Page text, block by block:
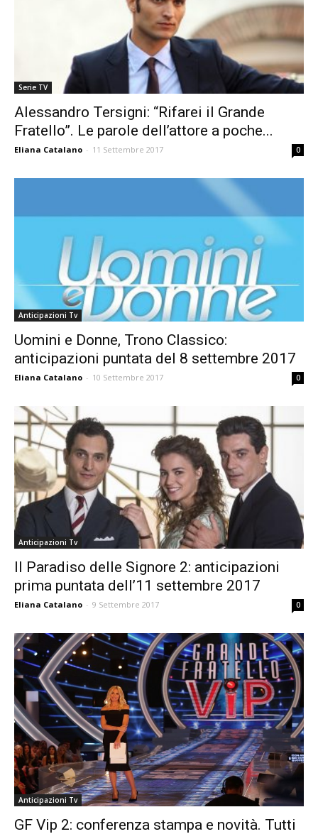
Serie TV
Alessandro Tersigni: “Rifarei il Grande
Fratello”. Le parole dell’attore a poche...
Eliana Catalano - 11 Settembre 2017 0
Anticipazioni Tv
Uomini e Donne, Trono Classico:
anticipazioni puntata del 8 settembre 2017
Eliana Catalano - 10 Settembre 2017 0
Anticipazioni Tv
Il Paradiso delle Signore 2: anticipazioni
prima puntata dell’11 settembre 2017
Eliana Catalano - 9 Settembre 2017 0
Anticipazioni Tv
GF Vip 2: conferenza stampa e novità. Tutti